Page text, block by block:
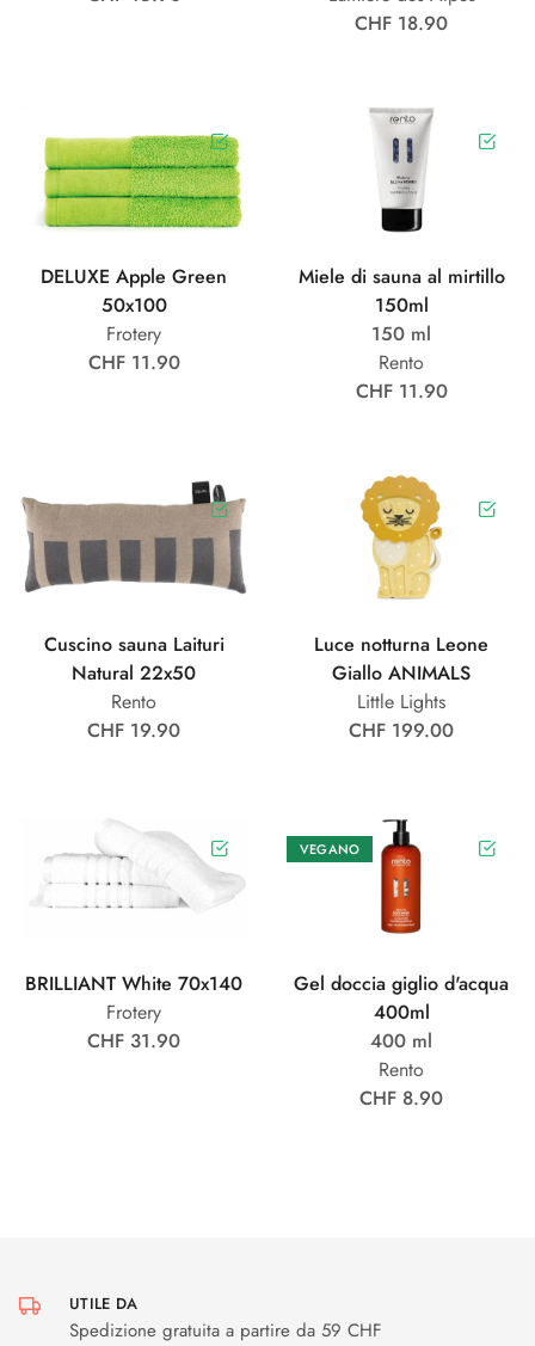
CHF 18.90
DELUXE Apple Green
50x100
Frotery
CHF 11.90
Miele di sauna al mirtillo
150ml
150 ml
Rento
CHF 11.90
Cuscino sauna Laituri
Natural 22x50
Rento
CHF 19.90
Luce notturna Leone
Giallo ANIMALS
Little Lights
CHF 199.00
BRILLIANT White 70x140
Frotery
CHF 31.90
VEGANO
Gel doccia giglio d'acqua
400ml
400 ml
Rento
CHF 8.90
UTILE DA
Spedizione gratuita a partire da 59 CHF